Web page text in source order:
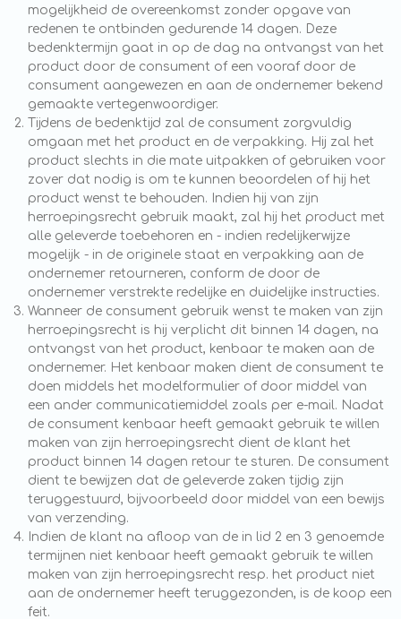
mogelijkheid de overeenkomst zonder opgave van
redenen te ontbinden gedurende 14 dagen. Deze
bedenktermijn gaat in op de dag na ontvangst van het
product door de consument of een vooraf door de
consument aangewezen en aan de ondernemer bekend
gemaakte vertegenwoordiger.
Tijdens de bedenktijd zal de consument zorgvuldig
omgaan met het product en de verpakking. Hij zal het
product slechts in die mate uitpakken of gebruiken voor
zover dat nodig is om te kunnen beoordelen of hij het
product wenst te behouden. Indien hij van zijn
herroepingsrecht gebruik maakt, zal hij het product met
alle geleverde toebehoren en - indien redelijkerwijze
mogelijk - in de originele staat en verpakking aan de
ondernemer retourneren, conform de door de
ondernemer verstrekte redelijke en duidelijke instructies.
Wanneer de consument gebruik wenst te maken van zijn
herroepingsrecht is hij verplicht dit binnen 14 dagen, na
ontvangst van het product, kenbaar te maken aan de
ondernemer. Het kenbaar maken dient de consument te
doen middels het modelformulier of door middel van
een ander communicatiemiddel zoals per e-mail. Nadat
de consument kenbaar heeft gemaakt gebruik te willen
maken van zijn herroepingsrecht dient de klant het
product binnen 14 dagen retour te sturen. De consument
dient te bewijzen dat de geleverde zaken tijdig zijn
teruggestuurd, bijvoorbeeld door middel van een bewijs
van verzending.
Indien de klant na afloop van de in lid 2 en 3 genoemde
termijnen niet kenbaar heeft gemaakt gebruik te willen
maken van zijn herroepingsrecht resp. het product niet
aan de ondernemer heeft teruggezonden, is de koop een
feit.